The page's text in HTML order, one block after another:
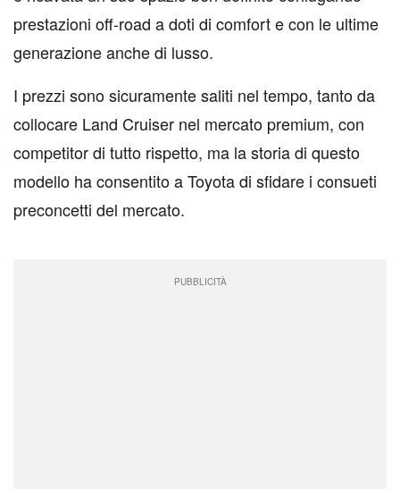
prestazioni off-road a doti di comfort e con le ultime
generazione anche di lusso.
I prezzi sono sicuramente saliti nel tempo, tanto da
collocare Land Cruiser nel mercato premium, con
competitor di tutto rispetto, ma la storia di questo
modello ha consentito a Toyota di sfidare i consueti
preconcetti del mercato.
PUBBLICITÀ